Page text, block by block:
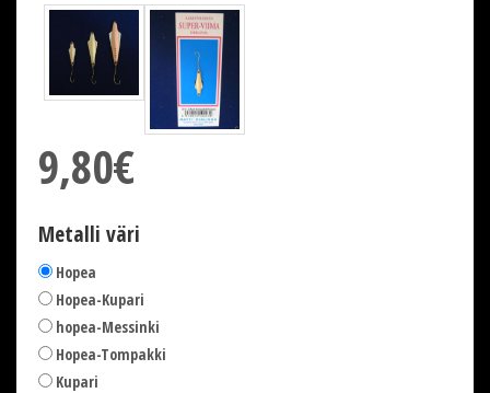
9,80€
Metalli väri
Hopea
Hopea-Kupari
hopea-Messinki
Hopea-Tompakki
Kupari